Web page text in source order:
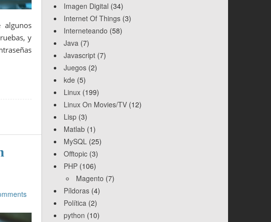
y
Imagen Digital (34)
Internet Of Things (3)
Interneteando (58)
Java (7)
Javascript (7)
Juegos (2)
kde (5)
Linux (199)
Linux On Movies/TV (12)
Lisp (3)
Matlab (1)
MySQL (25)
Offtopic (3)
PHP (106)
Magento (7)
Píldoras (4)
Política (2)
python (10)